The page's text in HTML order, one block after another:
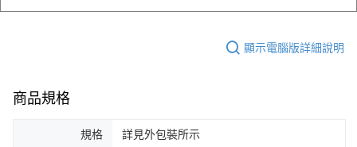
顯示電腦版詳細說明
商品規格
規格 詳見外包裝所示